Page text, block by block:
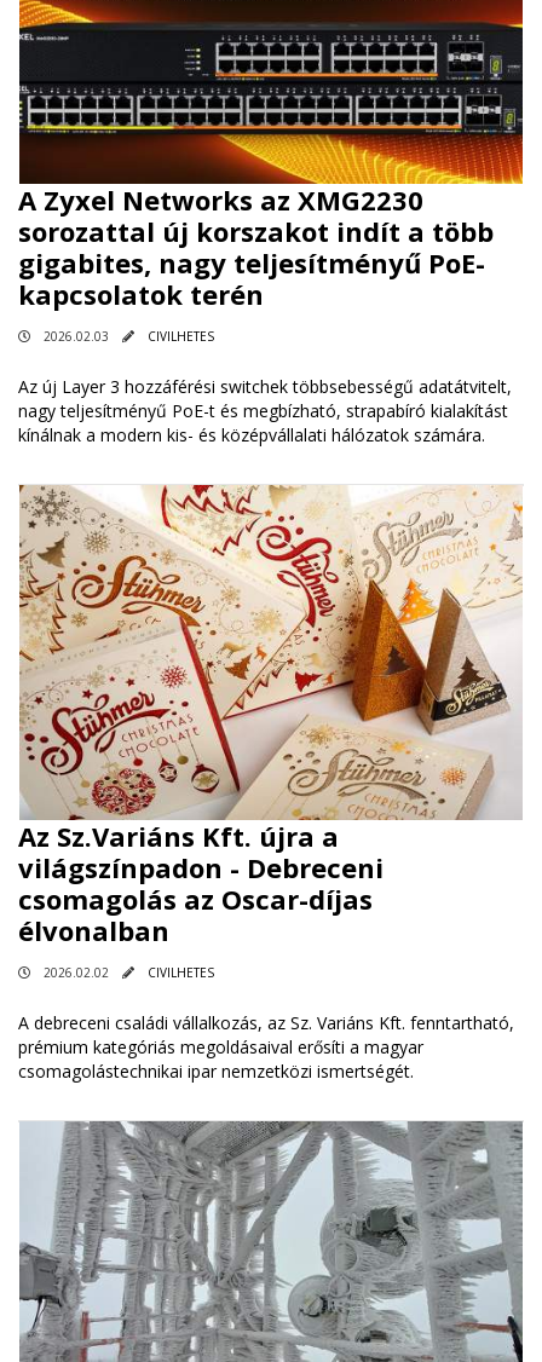
A Zyxel Networks az XMG2230
sorozattal új korszakot indít a több
gigabites, nagy teljesítményű PoE-
kapcsolatok terén
2026.02.03 CIVILHETES
Az új Layer 3 hozzáférési switchek többsebességű adatátvitelt,
nagy teljesítményű PoE-t és megbízható, strapabíró kialakítást
kínálnak a modern kis- és középvállalati hálózatok számára.
Az Sz.Variáns Kft. újra a
világszínpadon - Debreceni
csomagolás az Oscar-díjas
élvonalban
2026.02.02 CIVILHETES
A debreceni családi vállalkozás, az Sz. Variáns Kft. fenntartható,
prémium kategóriás megoldásaival erősíti a magyar
csomagolástechnikai ipar nemzetközi ismertségét.